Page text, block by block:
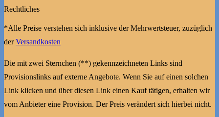
Rechtliches
*Alle Preise verstehen sich inklusive der Mehrwertsteuer, zuzüglich
derVersandkosten
Die mit zwei Sternchen (**) gekennzeichneten Links sind
Provisionslinks auf externe Angebote. Wenn Sie auf einen solchen
Link klicken und über diesen Link einen Kauf tätigen, erhalten wir
vom Anbieter eine Provision. Der Preis verändert sich hierbei nicht.